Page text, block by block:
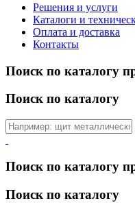
Решения и услуги
Каталоги и
Оплата и доставка
Контакты
Поиск по каталогу
Поиск по каталогу
Поиск по каталогу
Поиск по каталогу